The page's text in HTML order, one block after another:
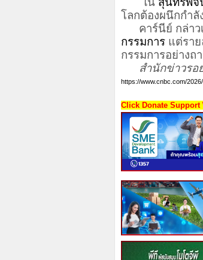
โลกต้องผนึกกำลั
คาร์นีย์ กล่าวเ
กรรมการ แต่รา
กรรมการอย่างถ
สำนักข่าวรอย
https://www.cnbc.com/
Click Donate Support